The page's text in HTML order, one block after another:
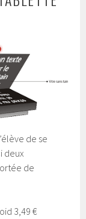
de se
deux
de
3,49 €